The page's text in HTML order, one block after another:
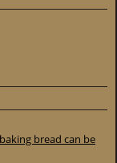
bread can be